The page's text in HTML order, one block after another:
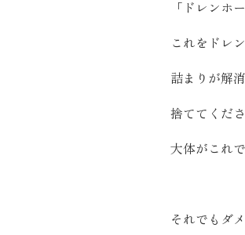
「ドレンホ
これをドレ
詰まりが解
捨ててくださ
大体がこれ
それでもダ